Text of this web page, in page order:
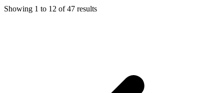
Showing 1 to 12 of47 results